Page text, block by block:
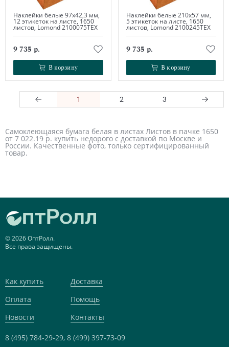
Наклейки белые 97х42,3 мм,
12 этикеток на листе, 1650
листов, Lomond 2100075ТЕХ
9 735 р.
В корзину
В корзину
Наклейки белые 210х57 мм,
5 этикеток на листе, 1650
листов, Lomond 2100245ТЕХ
9 735 р.
В корзину
В корзину
1 2 3
Самоклеющаяся бумага белая в листах Листов в пачке 1650
от 7 022.19 р. купить недорого с доставкой по Москве и
России. Качественные фото, только сертифицированный
товар.
© 2026 ОптРолл.
Все права защищены.
Как купить
Доставка
Оплата
Помощь
Новости
Контакты
8 (495) 784-29-29, 8 (499) 397-73-09